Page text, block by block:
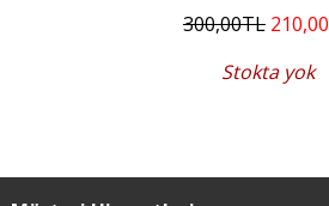
300,00TL 210,00
Stokta yok